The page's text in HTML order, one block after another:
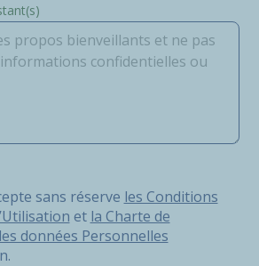
sans réserve les Conditions
sans réserve les Conditions
et la Charte de
données Personnelles